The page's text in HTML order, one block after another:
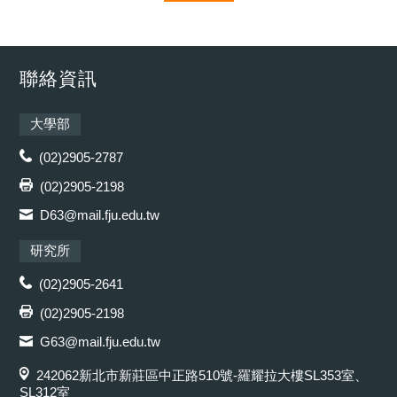
聯絡資訊
大學部
(02)2905-2787
(02)2905-2198
D63@mail.fju.edu.tw
研究所
(02)2905-2641
(02)2905-2198
G63@mail.fju.edu.tw
242062新北市新莊區中正路510號-羅耀拉大樓SL353室、
SL312室